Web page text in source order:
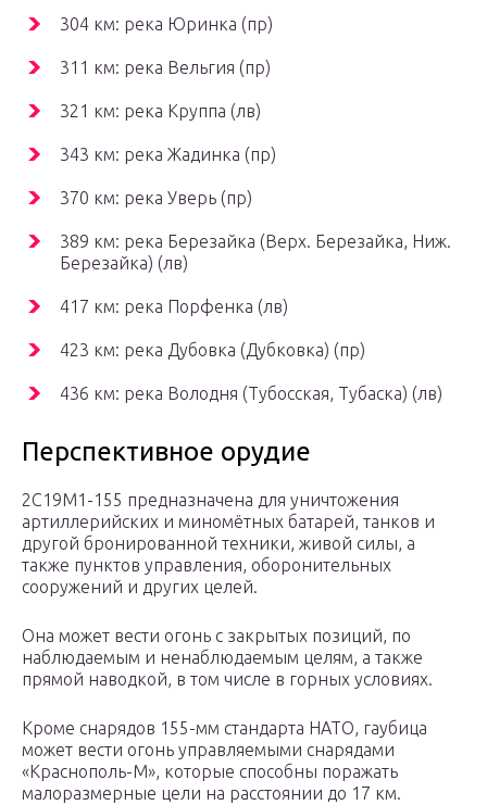
304 км: река Юринка (пр)
311 км: река Вельгия (пр)
321 км: река Круппа (лв)
343 км: река Жадинка (пр)
370 км: река Уверь (пр)
389 км: река Березайка (Верх. Березайка, Ниж.
Березайка) (лв)
417 км: река Порфенка (лв)
423 км: река Дубовка (Дубковка) (пр)
436 км: река Володня (Тубосская, Тубаска) (лв)
Перспективное орудие
2С19М1-155 предназначена для уничтожения
артиллерийских и миномётных батарей, танков и
другой бронированной техники, живой силы, а
также пунктов управления, оборонительных
сооружений и других целей.
Она может вести огонь с закрытых позиций, по
наблюдаемым и ненаблюдаемым целям, а также
прямой наводкой, в том числе в горных условиях.
Кроме снарядов 155-мм стандарта НАТО, гаубица
может вести огонь управляемыми снарядами
«Краснополь-М», которые способны поражать
малоразмерные цели на расстоянии до 17 км.